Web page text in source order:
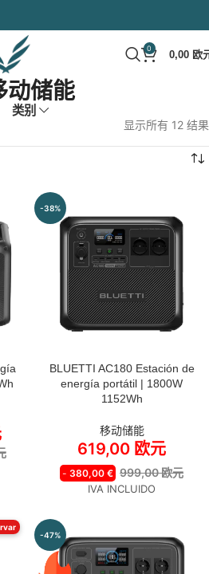
0 0,00 欧
动储能
类别
显示所有 12 结果
-38%
BLUETTI AC180 Estación de
energía portátil | 1800W
1152Wh
移动储能
619,00 欧元
- 380,00 € 999,00欧元
IVA INCLUIDO
-47%